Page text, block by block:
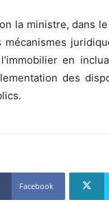
la ministre, dans
mécanismes
en
des
Facebook